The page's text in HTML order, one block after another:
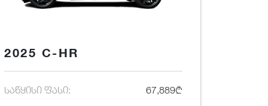
2025 C-HR
საწყისი ფასი: 67,889₾